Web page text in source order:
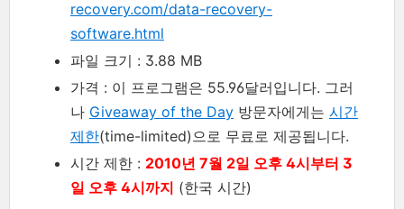
recovery.com/data-recovery-
software.html
파일 크기 : 3.88 MB
가격 : 이 프로그램은 55.96달러입니다. 그러
나 Giveaway of the Day 방문자에게는 시간
제한(time-limited)으로 무료로 제공됩니다.
시간 제한 : 2010년 7월 2일 오후 4시부터 3
일 오후 4시까지 (한국 시간)